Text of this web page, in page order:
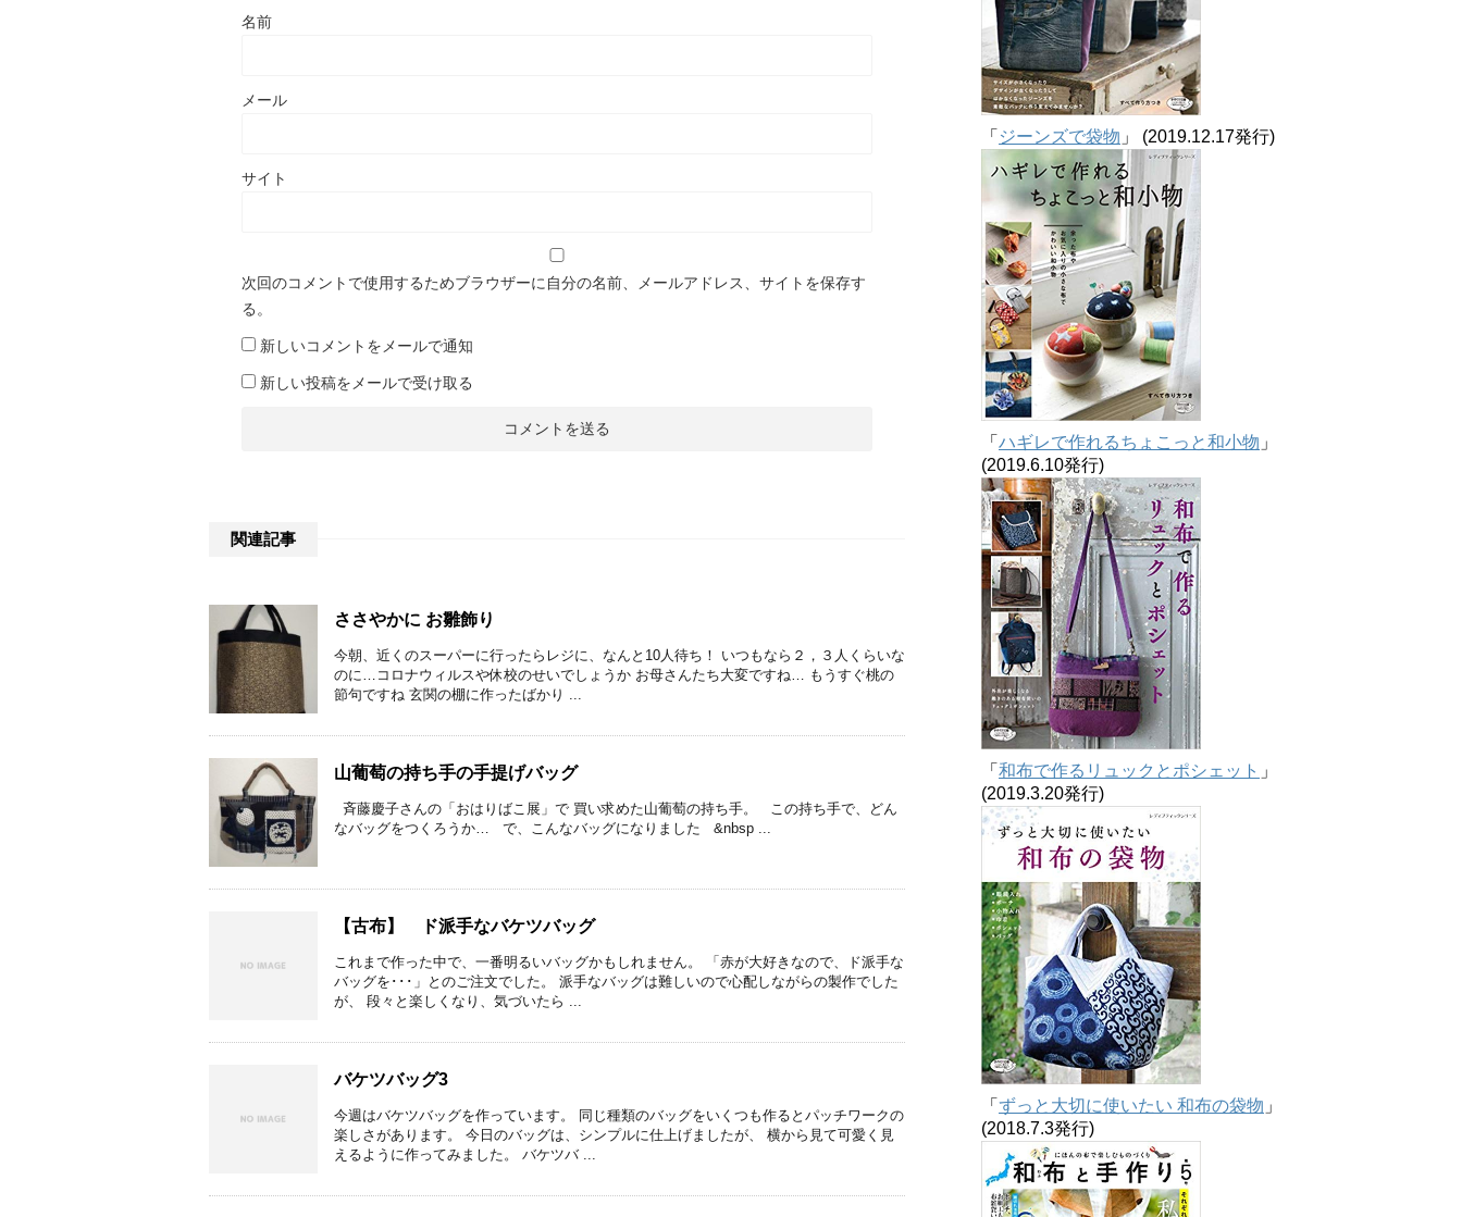
名前
メール
サイト
次回のコメントで使用するためブラウザーに自分の名前、メールアドレス、サイトを保存す
る。
新しいコメントをメールで通知
新しい投稿をメールで受け取る
関連記事
ささやかに お雛飾り
今朝、近くのスーパーに行ったらレジに、なんと10人待ち！ いつもなら２，３人くらいな
のに…コロナウィルスや休校のせいでしょうか お母さんたち大変ですね… もうすぐ桃の
節句ですね 玄関の棚に作ったばかり ...
山葡萄の持ち手の手提げバッグ
斉藤慶子さんの「おはりばこ展」で 買い求めた山葡萄の持ち手。 この持ち手で、どん
なバッグをつくろうか… で、こんなバッグになりました &nbsp ...
【古布】 ド派手なバケツバッグ
これまで作った中で、一番明るいバッグかもしれません。 「赤が大好きなので、ド派手な
バッグを･･･」とのご注文でした。 派手なバッグは難しいので心配しながらの製作でした
が、 段々と楽しくなり、気づいたら ...
バケツバッグ3
今週はバケツバッグを作っています。 同じ種類のバッグをいくつも作るとパッチワークの
楽しさがあります。 今日のバッグは、シンプルに仕上げましたが、 横から見て可愛く見
えるように作ってみました。 バケツバ ...
「 ジーンズで袋物 」 (2019.12.17発行)
「 ハギレで作れるちょこっと和小物 」
(2019.6.10発行)
「 和布で作るリュックとポシェット 」
(2019.3.20発行)
「 ずっと大切に使いたい 和布の袋物 」
(2018.7.3発行)